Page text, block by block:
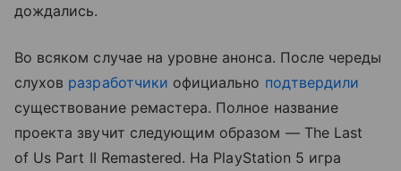
дождались.
Во всяком случае на уровне анонса. После череды
слухов разработчики официально подтвердили
существование ремастера. Полное название
проекта звучит следующим образом — The Last
of Us Part II Remastered. На PlayStation 5 игра